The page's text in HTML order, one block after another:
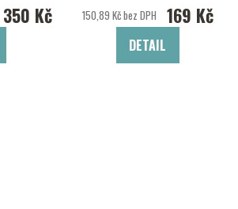
Kč 150,89 Kč bez DPH 169 Kč
DETAIL